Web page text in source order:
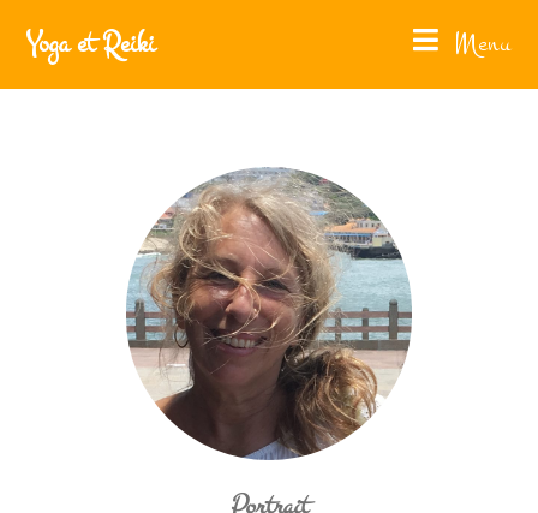
Yoga et Reiki Menu